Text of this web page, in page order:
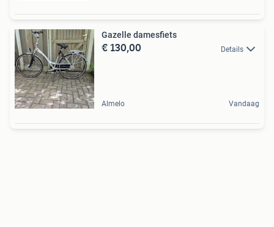
Gazelle damesfiets
€ 130,00 Details
Almelo Vandaag